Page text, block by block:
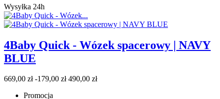
Wysyłka 24h
4Baby Quick - Wózek spacerowy | NAVY
BLUE
669,00 zł -179,00 zł 490,00 zł
Promocja